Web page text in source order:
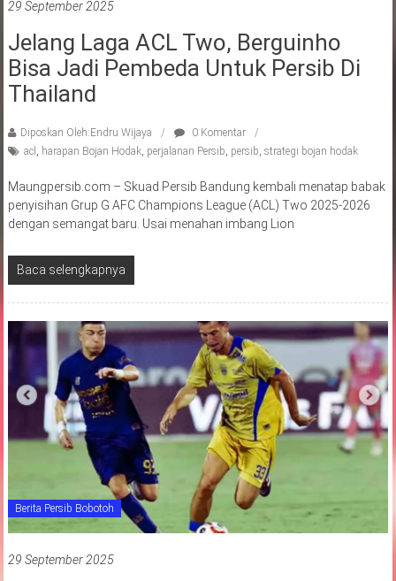
29 September 2025
Jelang Laga ACL Two, Berguinho
Bisa Jadi Pembeda Untuk Persib Di
Thailand
Diposkan Oleh:Endru Wijaya
0 Komentar
acl
harapan Bojan Hodak, perjalanan Persib persib strategi bojan hodak
Maungpersib.com – Skuad Persib Bandung kembali menatap babak
penyisihan Grup G AFC Champions League (ACL) Two 2025-2026
dengan semangat baru. Usai menahan imbang Lion
Baca selengkapnya
Berita Persib Bobotoh
29 September 2025